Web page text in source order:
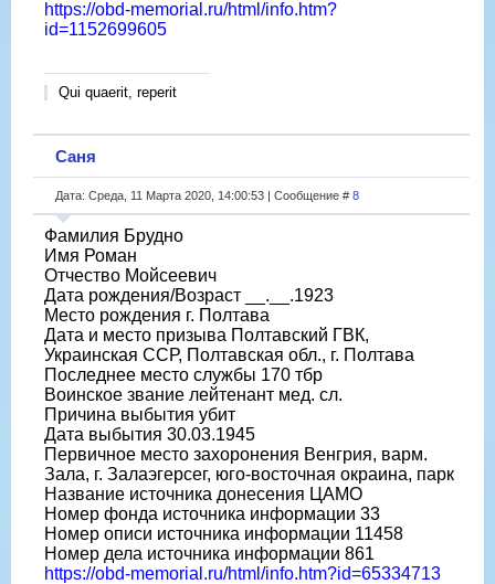
https://obd-memorial.ru/html/info.htm?
id=1152699605
Qui quaerit, reperit
Саня
Дата: Среда, 11 Марта 2020, 14:00:53 | Сообщение # 8
Фамилия Брудно
Имя Роман
Отчество Мойсеевич
Дата рождения/Возраст __.__.1923
Место рождения г. Полтава
Дата и место призыва Полтавский ГВК,
Украинская ССР, Полтавская обл., г. Полтава
Последнее место службы 170 тбр
Воинское звание лейтенант мед. сл.
Причина выбытия убит
Дата выбытия 30.03.1945
Первичное место захоронения Венгрия, варм.
Зала, г. Залаэгерсег, юго-восточная окраина, парк
Название источника донесения ЦАМО
Номер фонда источника информации 33
Номер описи источника информации 11458
Номер дела источника информации 861
https://obd-memorial.ru/html/info.htm?id=65334713